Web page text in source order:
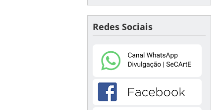
Redes Sociais